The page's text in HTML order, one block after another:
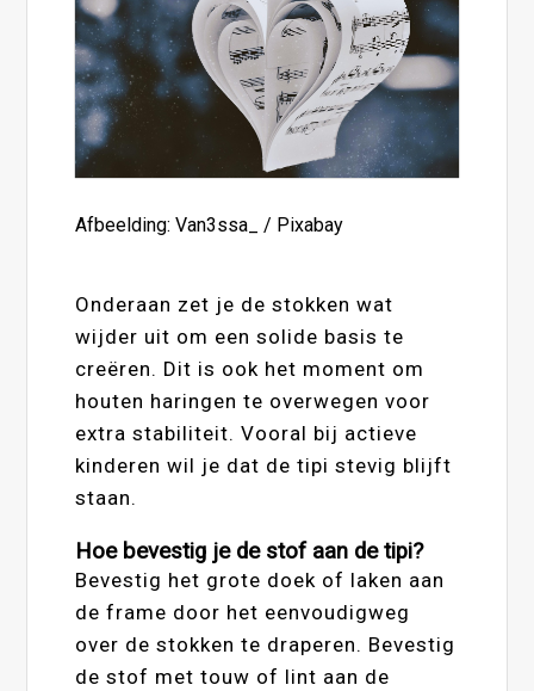
Afbeelding: Van3ssa_ / Pixabay
Onderaan zet je de stokken wat
wijder uit om een solide basis te
creëren. Dit is ook het moment om
houten haringen te overwegen voor
extra stabiliteit. Vooral bij actieve
kinderen wil je dat de tipi stevig blijft
staan.
Hoe bevestig je de stof aan de tipi?
Bevestig het grote doek of laken aan
de frame door het eenvoudigweg
over de stokken te draperen. Bevestig
de stof met touw of lint aan de